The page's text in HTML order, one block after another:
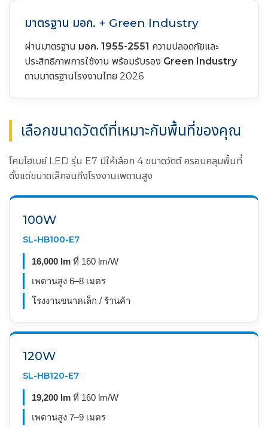
มาตรฐาน มอก. + Green Industry
ผ่านมาตรฐาน มอก. 1955-2551 ความปลอดภัยและ
ประสิทธิภาพการใช้งาน พร้อมรับรอง Green Industry
ตามมาตรฐานโรงงานไทย 2026
เลือกขนาดวัตต์ที่เหมาะกับพื้นที่ของคุณ
โคมไฮเบย์ LED รุ่น E7 มีให้เลือก 4 ขนาดวัตต์ ครอบคลุมพื้นที่
ตั้งแต่ขนาดเล็กจนถึงโรงงานเพดานสูง
100W
SL-HB100-E7
16,000 lm ที่ 160 lm/W
เพดานสูง 6–8 เมตร
โรงงานขนาดเล็ก / ร้านค้า
120W
SL-HB120-E7
19,200 lm ที่ 160 lm/W
เพดานสูง 7–9 เมตร